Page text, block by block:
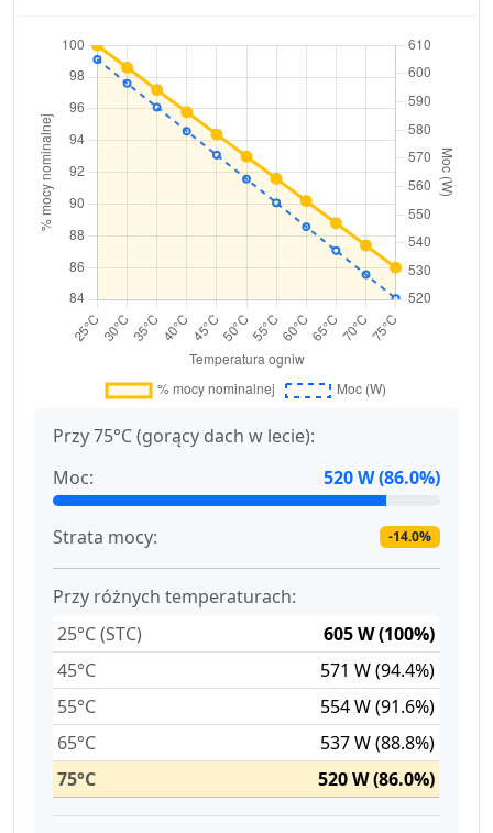
Przy 75°C (gorący dach w lecie):
Moc:
520 W (86.0%)
Strata mocy: -14.0%
Przy różnych temperaturach:
25°C (STC)
605 W (100%)
45°C
571 W (94.4%)
55°C
554 W (91.6%)
65°C
537 W (88.8%)
75°C
520 W (86.0%)